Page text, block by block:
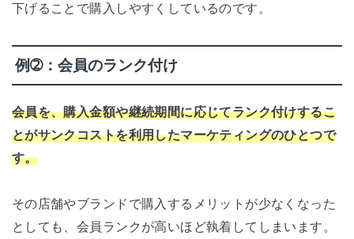
下げることで購入しやすくしているのです。
例➁：会員のランク付け
会員を、購入金額や継続期間に応じてランク付けするこ
とがサンクコストを利用したマーケティングのひとつで
す。
その店舗やブランドで購入するメリットが少なくなった
としても、会員ランクが高いほど執着してしまいます。